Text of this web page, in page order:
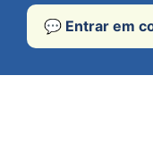
💬 Entrar em